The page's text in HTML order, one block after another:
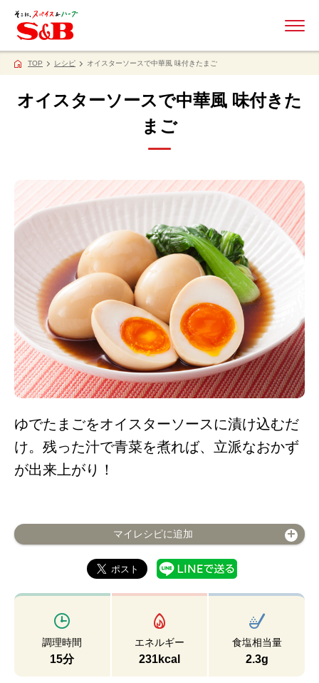
TOP レシピ オイスターソースで中華風 味付きたまご
オイスターソースで中華風 味付きた
まご
ゆでたまごをオイスターソースに漬け込むだ
け。残った汁で青菜を煮れば、立派なおかず
が出来上がり！
マイレシピに追加
調理時間
15分
エネルギー
231kcal
食塩相当量
2.3g